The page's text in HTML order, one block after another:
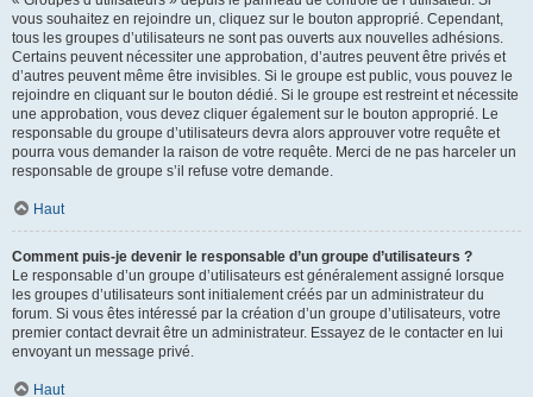
vous souhaitez en rejoindre un, cliquez sur le bouton approprié. Cependant,
tous les groupes d’utilisateurs ne sont pas ouverts aux nouvelles adhésions.
Certains peuvent nécessiter une approbation, d’autres peuvent être privés et
d’autres peuvent même être invisibles. Si le groupe est public, vous pouvez le
rejoindre en cliquant sur le bouton dédié. Si le groupe est restreint et nécessite
une approbation, vous devez cliquer également sur le bouton approprié. Le
responsable du groupe d’utilisateurs devra alors approuver votre requête et
pourra vous demander la raison de votre requête. Merci de ne pas harceler un
responsable de groupe s’il refuse votre demande.
Haut
Comment puis-je devenir le responsable d’un groupe d’utilisateurs ?
Le responsable d’un groupe d’utilisateurs est généralement assigné lorsque
les groupes d’utilisateurs sont initialement créés par un administrateur du
forum. Si vous êtes intéressé par la création d’un groupe d’utilisateurs, votre
premier contact devrait être un administrateur. Essayez de le contacter en lui
envoyant un message privé.
Haut